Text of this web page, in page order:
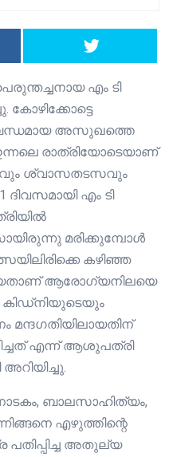
എം ടി
അസുഖത്തെ
രാത്രിയോടെയാണ്
ശ്വാസതടസവും
എം ടി
മരിക്കുമ്പോൾ
കഴിഞ്ഞ
ആരോഗ്യനിലയെ
കിഡ്നിയുടെയും
എന്ന് ആശുപത്രി
ബാലസാഹിത്യം,
എഴുത്തിന്റെ
പതിപ്പിച്ച അതുല്യ